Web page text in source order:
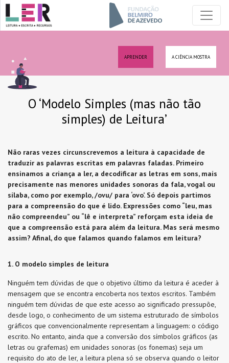
APRENDER A CIÊNCIA MOSTRA
O ‘Modelo Simples (mas não tão
simples) de Leitura’
Não raras vezes circunscrevemos a leitura à capacidade de
traduzir as palavras escritas em palavras faladas. Primeiro
ensinamos a criança a ler, a decodificar as letras em sons, mais
precisamente nas menores unidades sonoras da fala, vogal ou
sílaba, como por exemplo, /ovu/ para ‘ovo’. Só depois partimos
para a compreensão do que é lido. Expressões como “leu, mas
não compreendeu” ou “lê e interpreta” reforçam esta ideia de
que a compreensão está para além da leitura. Mas será mesmo
assim? Afinal, do que falamos quando falamos em leitura?
1. O modelo simples de leitura
Ninguém tem dúvidas de que o objetivo último da leitura é aceder à
mensagem que se encontra encoberta nos textos escritos. Também
ninguém tem dúvidas de que este acesso ao significado pressupõe,
desde logo, o conhecimento de um sistema estruturado de símbolos
gráficos que convencionalmente representam a linguagem: o código
escrito. No entanto, ainda que a conversão dos símbolos gráficos (as
letras ou grafemas) em unidades sonoras (os fonemas) seja um
requisito do ato de ler, a leitura plena só se observa quando o leitor